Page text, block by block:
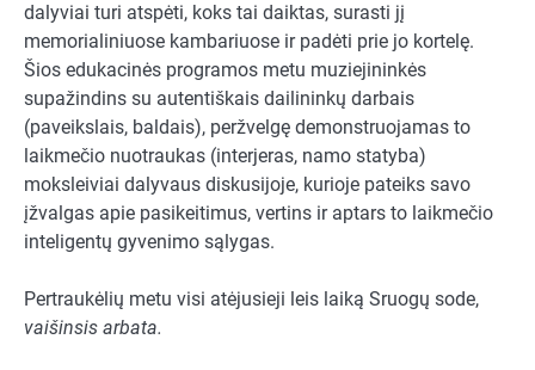
dalyviai turi atspėti, koks tai daiktas, surasti jį
memorialiniuose kambariuose ir padėti prie jo kortelę.
Šios edukacinės programos metu muziejininkės
supažindins su autentiškais dailininkų darbais
(paveikslais, baldais), peržvelgę demonstruojamas to
laikmečio nuotraukas (interjeras, namo statyba)
moksleiviai dalyvaus diskusijoje, kurioje pateiks savo
įžvalgas apie pasikeitimus, vertins ir aptars to laikmečio
inteligentų gyvenimo sąlygas.
Pertraukėlių metu visi atėjusieji leis laiką Sruogų sode,
vaišinsis arbata.